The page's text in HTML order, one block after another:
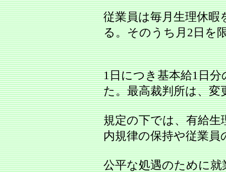
従業員は毎月生理休
る。そのうち月2日を
1日につき基本給1日
た。最高裁判所は、変
規定の下では、有給
内規律の保持や従業員
公平な処遇のために